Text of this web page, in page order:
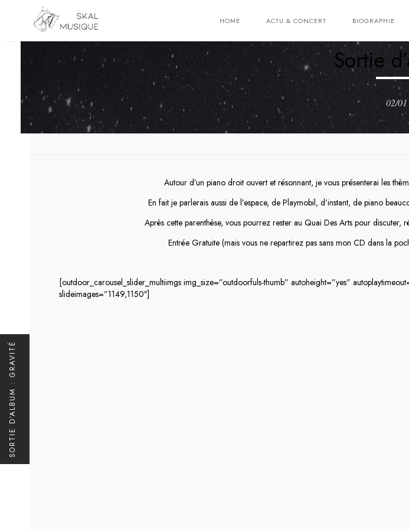
HOME ACTU & CONCERT BIOGRAPHIE
SORTIE D’ALBUM : GRAVITÉ
Sortie
02/01
Autour d’un piano droit ouvert et résonnant, je vous présenterai les
En fait je parlerais aussi de l’espace, de Playmobil, d’instant, de piano
Après cette parenthèse, vous pourrez rester au Quai Des Arts pour
Entrée Gratuite (mais vous ne repartirez pas sans mon CD dans la
[outdoor_carousel_slider_multiimgs img_size=”outdoorfuls-thumb” autoheight=”yes”
slideimages=”1149,1150″]